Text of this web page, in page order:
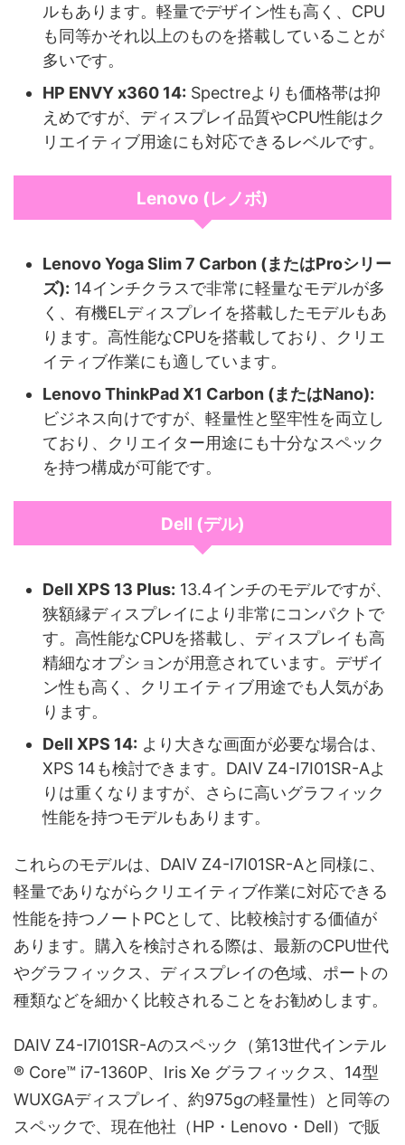
ルもあります。軽量でデザイン性も高く、CPU
も同等かそれ以上のものを搭載していることが
多いです。
HP ENVY x360 14: Spectreよりも価格帯は抑
えめですが、ディスプレイ品質やCPU性能はク
リエイティブ用途にも対応できるレベルです。
Lenovo (レノボ)
Lenovo Yoga Slim 7 Carbon (またはProシリー
ズ): 14インチクラスで非常に軽量なモデルが多
く、有機ELディスプレイを搭載したモデルもあ
ります。高性能なCPUを搭載しており、クリエ
イティブ作業にも適しています。
Lenovo ThinkPad X1 Carbon (またはNano):
ビジネス向けですが、軽量性と堅牢性を両立し
ており、クリエイター用途にも十分なスペック
を持つ構成が可能です。
Dell (デル)
Dell XPS 13 Plus: 13.4インチのモデルですが、
狭額縁ディスプレイにより非常にコンパクトで
す。高性能なCPUを搭載し、ディスプレイも高
精細なオプションが用意されています。デザイ
ン性も高く、クリエイティブ用途でも人気があ
ります。
Dell XPS 14: より大きな画面が必要な場合は、
XPS 14も検討できます。DAIV Z4-I7I01SR-Aよ
りは重くなりますが、さらに高いグラフィック
性能を持つモデルもあります。
これらのモデルは、DAIV Z4-I7I01SR-Aと同様に、
軽量でありながらクリエイティブ作業に対応できる
性能を持つノートPCとして、比較検討する価値が
あります。購入を検討される際は、最新のCPU世代
やグラフィックス、ディスプレイの色域、ポートの
種類などを細かく比較されることをお勧めします。
DAIV Z4-I7I01SR-Aのスペック（第13世代インテル
® Core™ i7-1360P、Iris Xe グラフィックス、14型
WUXGAディスプレイ、約975gの軽量性）と同等の
スペックで、現在他社（HP・Lenovo・Dell）で販